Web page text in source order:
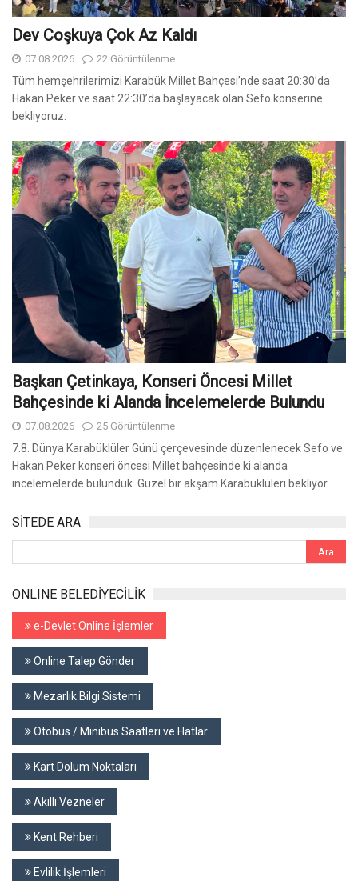
Dev Coşkuya Çok Az Kaldı
07.08.2026 22 Görüntülenme
Tüm hemşehrilerimizi Karabük Millet Bahçesi’nde saat 20:30’da
Hakan Peker ve saat 22:30’da başlayacak olan Sefo konserine
bekliyoruz.
Başkan Çetinkaya, Konseri Öncesi Millet
Bahçesinde ki Alanda İncelemelerde Bulundu
07.08.2026 25 Görüntülenme
7.8. Dünya Karabüklüler Günü çerçevesinde düzenlenecek Sefo ve
Hakan Peker konseri öncesi Millet bahçesinde ki alanda
incelemelerde bulunduk. Güzel bir akşam Karabüklüleri bekliyor.
SİTEDE ARA
ONLINE BELEDİYECİLİK
e-Devlet Online İşlemler
Online Talep Gönder
Mezarlık Bilgi Sistemi
Otobüs / Minibüs Saatleri ve Hatlar
Kart Dolum Noktaları
Akıllı Vezneler
Kent Rehberi
Evlilik İşlemleri